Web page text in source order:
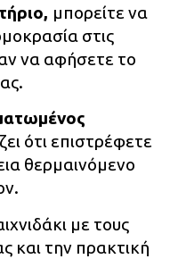
, μπορείτε να
στις
να αφήσετε το
ότι επιστρέφετε
θερμαινόμενο
με τους
και την πρακτική